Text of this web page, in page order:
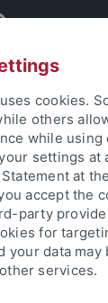
und
...
cookies.
others
while using
settings at
at
accept the
party
for
your data may
services.